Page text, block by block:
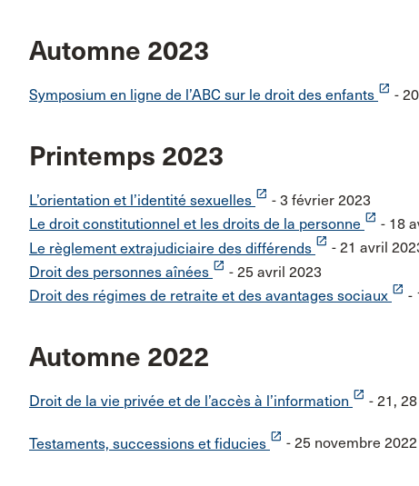
Automne 2023
Symposium en ligne de l’ABC sur le droit des enfants launch -
Printemps 2023
L’orientation et l’identité sexuelles launch - 3 février 2023
Le droit constitutionnel et les droits de la personne launch - 18
Le règlement extrajudiciaire des différends launch - 21 avril
Droit des personnes aînées launch - 25 avril 2023
Droit des régimes de retraite et des avantages sociaux launch -
Automne 2022
Droit de la vie privée et de l’accès à l’information launch - 21,
Testaments, successions et fiducies launch - 25 novembre 2022